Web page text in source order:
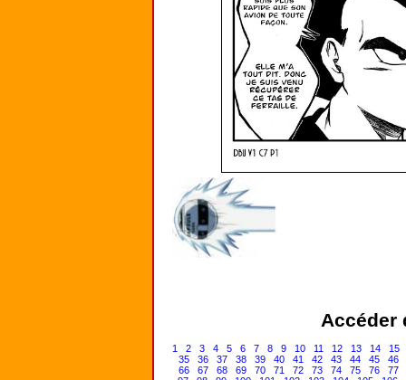
Accéder
1 2 3 4 5 6 7 8 9 10 11 12 13 14
15
35
36 37 38 39 40 41 42 43 44 45
46
66
67 68 69 70 71 72 73 74 75 76
77